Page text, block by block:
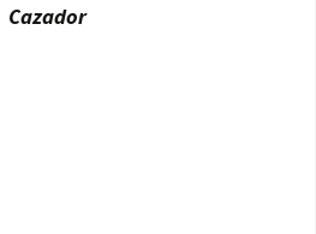
Cazador